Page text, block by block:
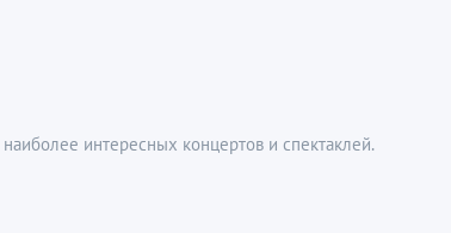
интересных концертов и спектаклей.